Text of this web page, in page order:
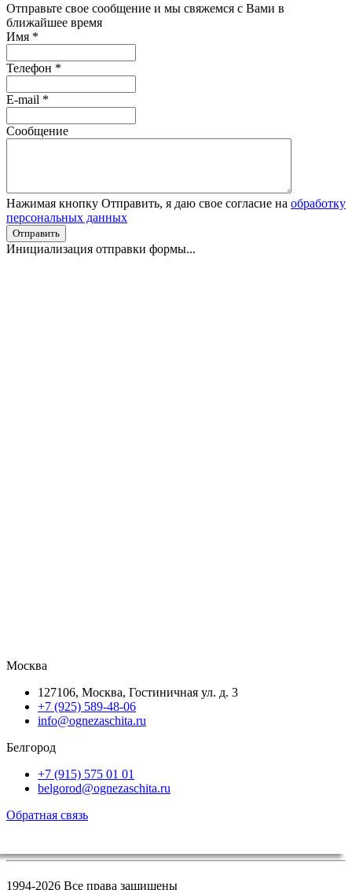
Отправьте свое сообщение и мы свяжемся с Вами в
ближайшее время
Имя *
Телефон *
E-mail *
Сообщение
Нажимая кнопку Отправить, я даю свое согласие на обработку
персональных данных
Отправить
Инициализация отправки формы...
Москва
127106, Москва, Гостиничная ул. д. 3
+7 (925) 589-48-06
info@ognezaschita.ru
Белгород
+7 (915) 575 01 01
belgorod@ognezaschita.ru
Обратная связь
1994-2026 Все права защищены